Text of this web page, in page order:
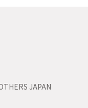
JAPAN